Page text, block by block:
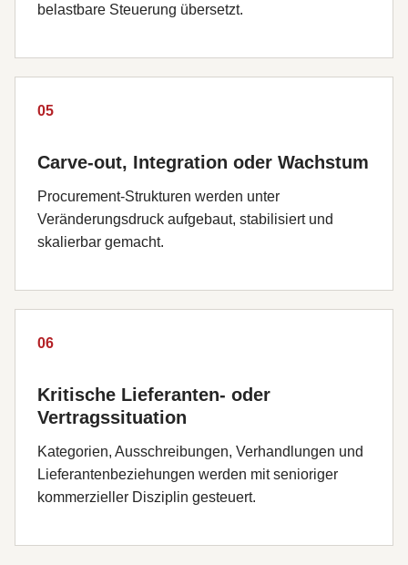
belastbare Steuerung übersetzt.
05
Carve-out, Integration oder Wachstum
Procurement-Strukturen werden unter
Veränderungsdruck aufgebaut, stabilisiert und
skalierbar gemacht.
06
Kritische Lieferanten- oder
Vertragssituation
Kategorien, Ausschreibungen, Verhandlungen und
Lieferantenbeziehungen werden mit senioriger
kommerzieller Disziplin gesteuert.